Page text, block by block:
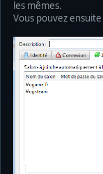
les mêmes.
Vous pouvez